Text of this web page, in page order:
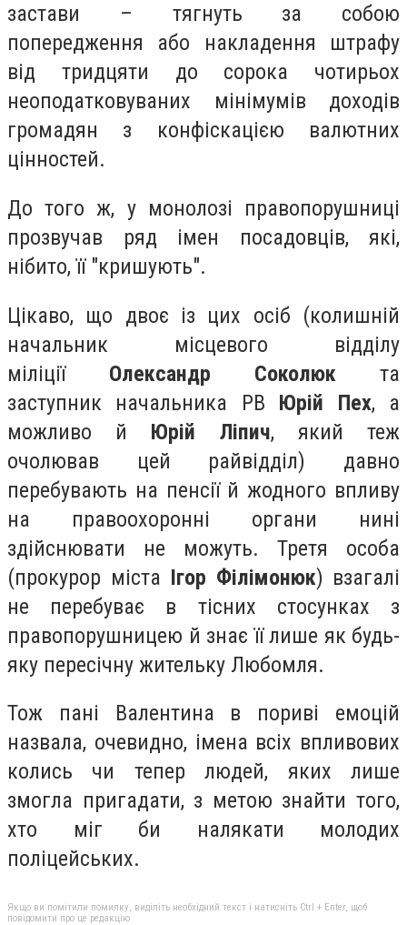
застави – тягнуть за собою
попередження або накладення штрафу
від тридцяти до сорока чотирьох
неоподатковуваних мінімумів доходів
громадян з конфіскацією валютних
цінностей.
До того ж, у монолозі правопорушниці
прозвучав ряд імен посадовців, які,
нібито, її "кришують".
Цікаво, що двоє із цих осіб (колишній
начальник місцевого відділу
міліції Олександр Соколюк та
заступник
начальника РВ Юрій Пех, а
можливо й Юрій Ліпич, який теж
очолював цей райвідділ) давно
перебувають на пенсії й жодного впливу
на правоохоронні органи нині
здійснювати не можуть. Третя особа
(прокурор міста Ігор Філімонюк) взагалі
не перебуває в тісних стосунках з
правопорушницею й знає її лише як будь-
яку пересічну жительку Любомля.
Тож пані Валентина в пориві емоцій
назвала, очевидно, імена всіх впливових
колись чи тепер людей, яких лише
змогла пригадати, з метою знайти того,
хто міг би налякати молодих
поліцейських.
Якщо ви помітили помилку, виділіть необхідний текст і натисніть Ctrl + Enter, щоб
повідомити про це редакцію